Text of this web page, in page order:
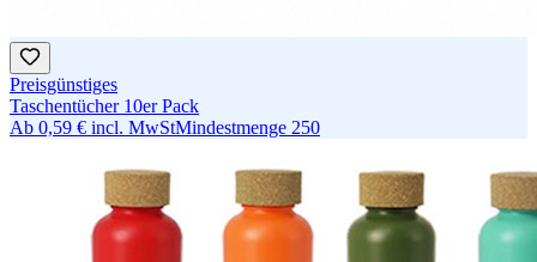
Preisgünstiges
Taschentücher 10er Pack
Ab 0,59 € incl. MwStMindestmenge 250